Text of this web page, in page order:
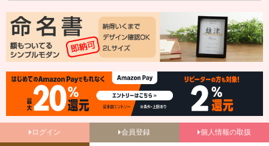
ログイン 会員登録 個人情報の取扱